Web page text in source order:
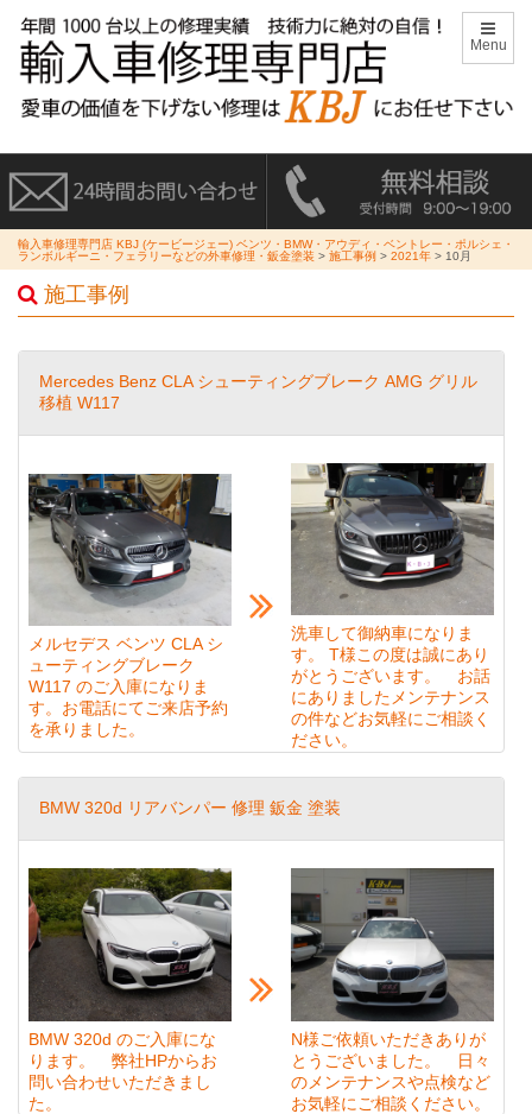
輸入車修理専門店 KBJ (ケービージェー) ベンツ・BMW・アウディ・ベントレー・ポルシェ・
ランボルギーニ・フェラリーなどの外車修理・鈑金塗装 > 施工事例 > 2021年 > 10月
施工事例
Mercedes Benz CLA シューティングブレーク AMG グリル
移植 W117
メルセデス ベンツ CLA シ
ューティングブレーク
W117 のご入庫になりま
す。お電話にてご来店予約
を承りました。
洗車して御納車になりま
す。 T様この度は誠にあり
がとうございます。 お話
にありましたメンテナンス
の件などお気軽にご相談く
ださい。
BMW 320d リアバンパー 修理 鈑金 塗装
BMW 320d のご入庫にな
ります。 弊社HPからお
問い合わせいただきまし
た。
N様ご依頼いただきありが
とうございました。 日々
のメンテナンスや点検など
お気軽にご相談ください。
Menu